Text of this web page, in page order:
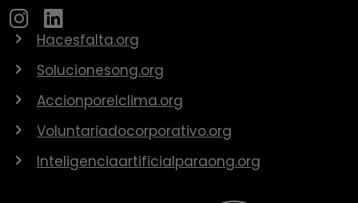
Hacesfalta.org
Solucionesong.org
Accionporelclima.org
Voluntariadocorporativo.org
Inteligenciaartificialparaong.org